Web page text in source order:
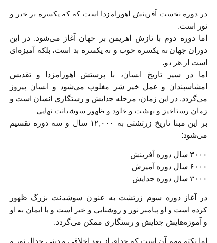
در دوره نخست آفرینش اهورامزدا است که که یکسره بر خیر و
نور است.
اما دوره دوم با تازش اهریمن بر جهان آغاز می‌شود. در این
دوران جهان نه یکسره خوب و نه یکسره بد است، بلکه آمیزه‌ای
است از هر دو.
اما در سیر تاریخ انسان، با پرستش اهورامزدا و تقدیس
امشاسپندان و عمل خیر شر مغلوب می‌شود و انسان پیروز
می‌گردد. در این زمان، مرحله جدایش و رستگاری انسان است و
زمان رستاخیز و بهشت و خلود و ظهور سوشیانت نهایی.
بر این مبنا تاریخ زرتشتی به ۱۲,۰۰۰ سال و سه دوره تقسیم
می‌شود:
۳۰۰۰ سال دوره آفرینش
۶۰۰۰ سال دوره آمیزش
۳۰۰۰ سال دوره جدایش
در آغاز دوره سوم زرتشت به عنوان سوشیانت بزرگ ظهور
کرده است و او پیامبر نور و روشنایی و خیر است و با ایمان به او
و آموزه‌هایش جدایش و رستگاری ممکن می‌گردد.
اما نکته مهم آن است که جدای از بعد اخلاقی و دینی جدال نور و